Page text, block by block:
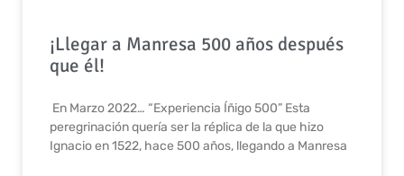
¡Llegar a Manresa 500 años después
que él!
En Marzo 2022… “Experiencia Íñigo 500” Esta
peregrinación quería ser la réplica de la que hizo
Ignacio en 1522, hace 500 años, llegando a Manresa